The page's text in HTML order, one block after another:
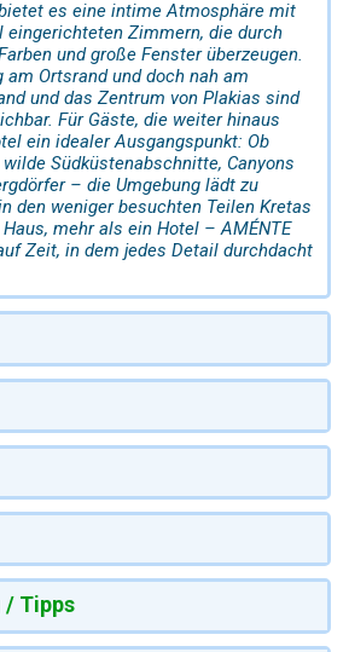
es eine intime Atmosphäre mit
eingerichteten Zimmern, die durch
und große Fenster überzeugen.
Ortsrand und doch nah am
und das Zentrum von Plakias sind
Für Gäste, die weiter hinaus
ein idealer Ausgangspunkt: Ob
Südküstenabschnitte, Canyons
– die Umgebung lädt zu
den weniger besuchten Teilen Kretas
mehr als ein Hotel – AMÉNTE
Zeit, in dem jedes Detail durchdacht
/ Tipps